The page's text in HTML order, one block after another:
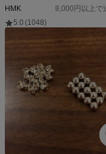
HMK
8,000円以上で
5.0 (1048)